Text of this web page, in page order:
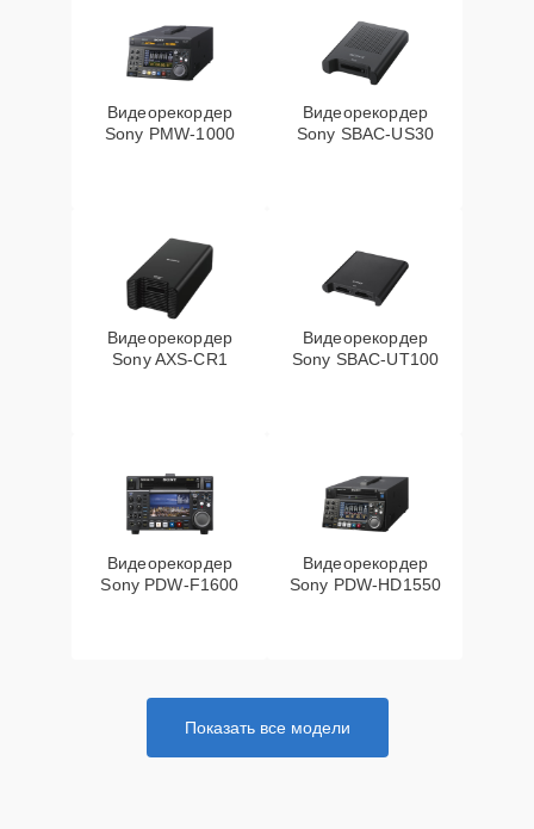
Видеорекордер
Sony PMW-1000
Видеорекордер
Sony SBAC-US30
Видеорекордер
Sony AXS-CR1
Видеорекордер
Sony SBAC-UT100
Видеорекордер
Sony PDW-F1600
Видеорекордер
Sony PDW-HD1550
Показать все модели